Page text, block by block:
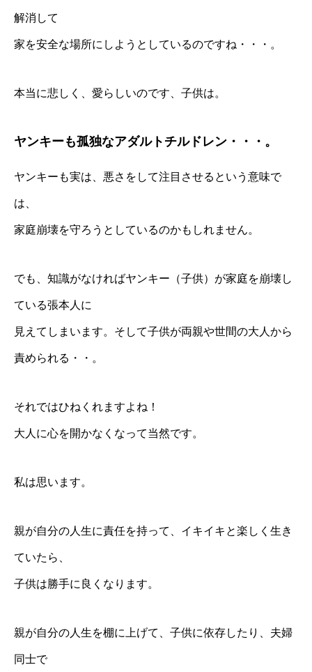
解消して
家を安全な場所にしようとしているのですね・・・。
本当に悲しく、愛らしいのです、子供は。
ヤンキーも孤独なアダルトチルドレン・・・。
ヤンキーも実は、悪さをして注目させるという意味で
は、
家庭崩壊を守ろうとしているのかもしれません。
でも、知識がなければヤンキー（子供）が家庭を崩壊し
ている張本人に
見えてしまいます。そして子供が両親や世間の大人から
責められる・・。
それではひねくれますよね！
大人に心を開かなくなって当然です。
私は思います。
親が自分の人生に責任を持って、イキイキと楽しく生き
ていたら、
子供は勝手に良くなります。
親が自分の人生を棚に上げて、子供に依存したり、夫婦
同士で